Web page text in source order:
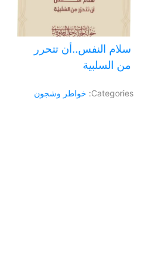
سلام النفس..أن تتحرر
من السلبية
Categories: خواطر وشجون